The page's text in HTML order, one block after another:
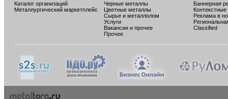
Каталог организаций
Металлургический маркетплейс
Черные металлы
Цветные металлы
Сырье и металлолом
Услуги
Вакансии и прочее
Прочее
Баннерная
Реклама в
Classified